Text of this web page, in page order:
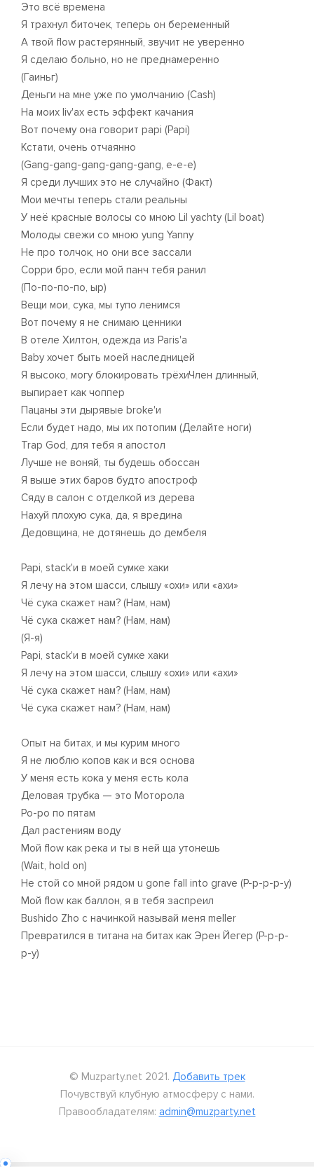
Это всё времена
Я трахнул биточек, теперь он беременный
А твой flow растерянный, звучит не уверенно
Я сделаю больно, но не преднамеренно
(Гаиньг)
Деньги на мне уже по умолчанию (Cash)
На моих liv'ах есть эффект качания
Вот почему она говорит papi (Papi)
Кстати, очень отчаянно
(Gang-gang-gang-gang-gang, e-e-e)
Я среди лучших это не случайно (Факт)
Мои мечты теперь стали реальны
У неё красные волосы со мною Lil yachty (Lil boat)
Молоды свежи со мною yung Yanny
Не про толчок, но они все зассали
Сорри бро, если мой панч тебя ранил
(По-по-по-по, ыр)
Вещи мои, сука, мы тупо ленимся
Вот почему я не снимаю ценники
В отеле Хилтон, одежда из Paris'a
Baby хочет быть моей наследницей
Я высоко, могу блокировать трёхиЧлен длинный,
выпирает как чоппер
Пацаны эти дырявые broke'и
Если будет надо, мы их потопим (Делайте ноги)
Trap God, для тебя я апостол
Лучше не воняй, ты будешь обоссан
Я выше этих баров будто апостроф
Сяду в салон с отделкой из дерева
Нахуй плохую сука, да, я вредина
Дедовщина, не дотянешь до дембеля
Papi, stack'и в моей сумке хаки
Я лечу на этом шасси, слышу «охи» или «ахи»
Чё сука скажет нам? (Нам, нам)
Чё сука скажет нам? (Нам, нам)
(Я-я)
Papi, stack'и в моей сумке хаки
Я лечу на этом шасси, слышу «охи» или «ахи»
Чё сука скажет нам? (Нам, нам)
Чё сука скажет нам? (Нам, нам)
Опыт на битах, и мы курим много
Я не люблю копов как и вся основа
У меня есть кока у меня есть кола
Деловая трубка — это Моторола
Po-po по пятам
Дал растениям воду
Мой flow как река и ты в ней ща утонешь
(Wait, hold on)
Не стой со мной рядом u gone fall into grave (Р-р-р-р-у)
Мой flow как баллон, я в тебя заспреил
Bushido Zho с начинкой называй меня meller
Превратился в титана на битах как Эрен Йегер (Р-р-р-
р-у)
© Muzparty.net 2021. Добавить трек
Почувствуй клубную атмосферу с нами.
Правообладателям: admin@muzparty.net